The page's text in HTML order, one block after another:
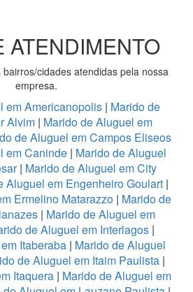
ATENDIMENTO
cidades atendidas pela nossa
empresa.
em Americanopolis | Marido de
Alvim | Marido de Aluguel em
de Aluguel em Campos Eliseos
em Caninde| Marido de Aluguel
| Marido de Aluguel em City
Aluguel em Engenheiro Goulart |
Ermelino Matarazzo | Marido de
| Marido de Aluguel em
de Aluguel em Interlagos|
Itaberaba| Marido de Aluguel
de Aluguel em Itaim Paulista |
Itaquera | Marido de Aluguel em